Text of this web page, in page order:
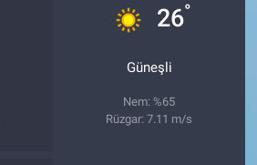
26°
Güneşli
Nem: %65
Rüzgar: 7.11 m/s